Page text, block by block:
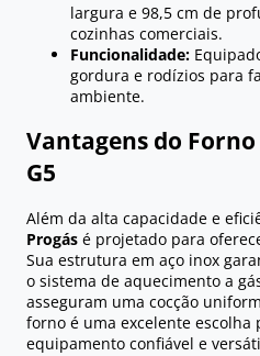
largura e 98,5 cm de
cozinhas comerciais.
Funcionalidade:
gordura e rodízios para
ambiente.
Vantagens do Forno
G5
Além da alta capacidade e
Progás é projetado para
Sua estrutura em aço inox
o sistema de aquecimento a
asseguram uma cocção
forno é uma excelente
equipamento confiável e